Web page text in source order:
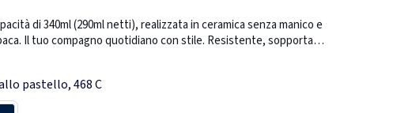
di 340ml (290ml netti), realizzata in ceramica senza manico e
Il tuo compagno quotidiano con stile. Resistente, sopporta
Confezionata in una scatola individuale, non è solo una tazza: è
pastello, 468 C